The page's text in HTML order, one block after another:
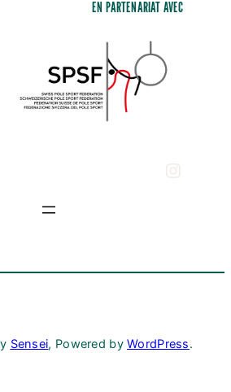
EN PARTENARIAT AVEC
Sensei, Powered byWordPress.